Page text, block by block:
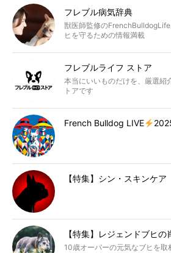
フレブル病気辞典
獣医師監修の
ヒを守るための情報満載
フレブルライフ ストア
本当にいいものだけを、厳選紹
トアです
French Bulldog LIVE
【特集】シン・スキンケア
【特集】レジェンドブヒ
10歳オーバーの元気なブヒを取